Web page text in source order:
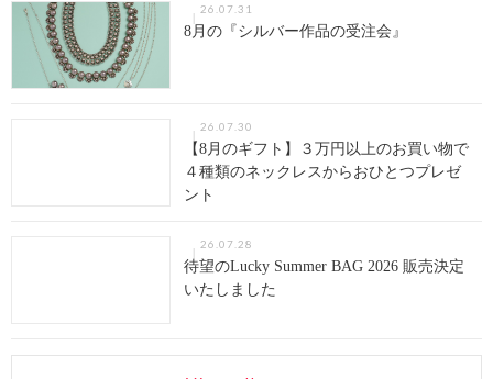
26.07.31
8月の『シルバー作品の受注会』
26.07.30
【8月のギフト】３万円以上のお買い物で
４種類のネックレスからおひとつプレゼ
ント
26.07.28
待望のLucky Summer BAG 2026 販売決定
いたしました